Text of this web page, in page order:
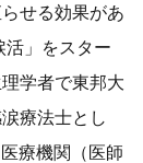
せる効果があ
活」をスター
学者で東邦大
療法士とし
療機関（医師